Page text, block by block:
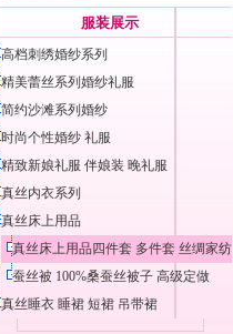
服装展示
高档刺绣婚纱系列
精美蕾丝系列婚纱礼服
简约沙滩系列婚纱
时尚个性婚纱 礼服
精致新娘礼服 伴娘装 晚礼服
真丝内衣系列
真丝床上用品
真丝床上用品四件套 多件套 丝绸家纺
蚕丝被 100%桑蚕丝被子 高级定做
真丝睡衣 睡裙 短裙 吊带裙